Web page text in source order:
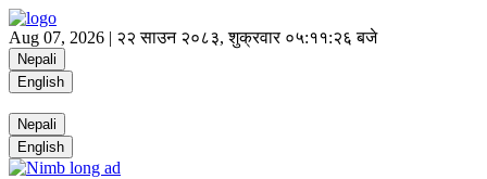
Aug 07, 2026 | २२ साउन २०८३, शुक्रवार ०५:११:२६ बजे
Nepali
English
Nepali
English